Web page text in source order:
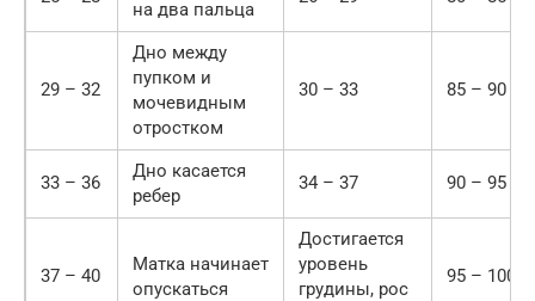
на два пальца
29 – 32
Дно между
пупком и
мочевидным
отростком
30 – 33 85 – 90
33 – 36
Дно касается
ребер
34 – 37 90 – 95
37 – 40
Матка начинает
опускаться
Достигается
уровень
грудины, рос
95 – 100